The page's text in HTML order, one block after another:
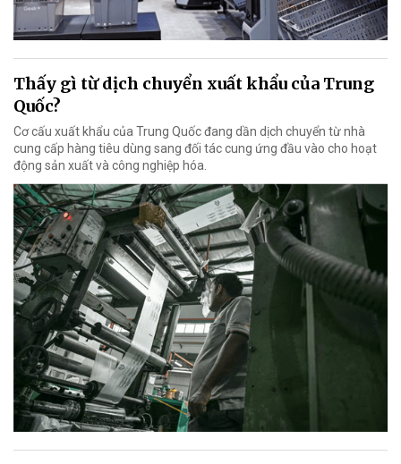
Thấy gì từ dịch chuyển xuất khẩu của Trung
Quốc?
Cơ cấu xuất khẩu của Trung Quốc đang dần dịch chuyển từ nhà
cung cấp hàng tiêu dùng sang đối tác cung ứng đầu vào cho hoạt
động sản xuất và công nghiệp hóa.